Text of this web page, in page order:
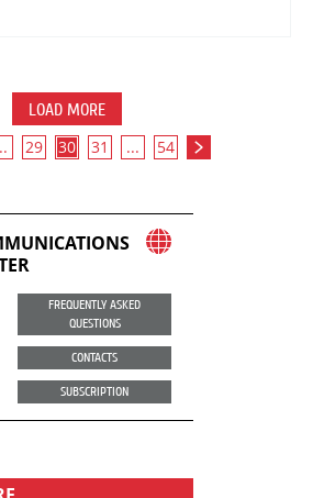
LOAD MORE
29 30 31 ... 54
FREQUENTLY ASKED
QUESTIONS
CONTACTS
SUBSCRIPTION